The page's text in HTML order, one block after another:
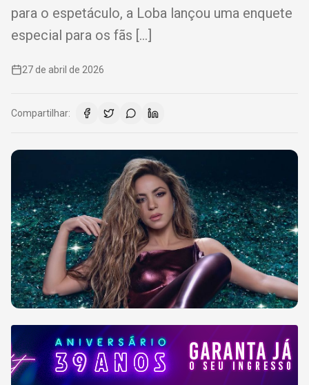
para o espetáculo, a Loba lançou uma enquete
especial para os fãs […]
27 de abril de 2026
Compartilhar: